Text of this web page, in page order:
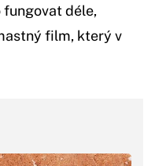
déle,
film, který v